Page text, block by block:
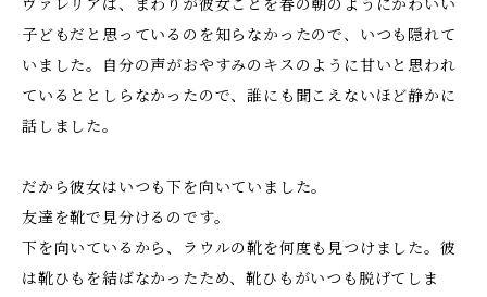
ヴァレリアは、まわりが彼女ことを春の朝のようにかわいい
子どもだと思っているのを知らなかったので、いつも隠れて
いました。自分の声がおやすみのキスのように甘いと思われ
ているととしらなかったので、誰にも聞こえないほど静かに
話しました。
だから彼女はいつも下を向いていました。
友達を靴で見分けるのです。
下を向いているから、ラウルの靴を何度も見つけました。彼
は靴ひもを結ばなかったため、靴ひもがいつも脱げてしま